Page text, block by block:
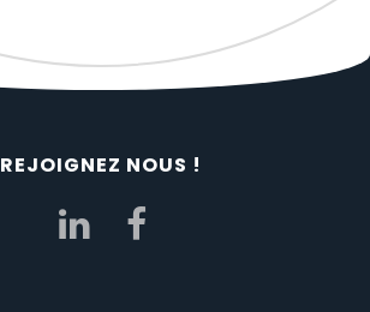
REJOIGNEZ NOUS !